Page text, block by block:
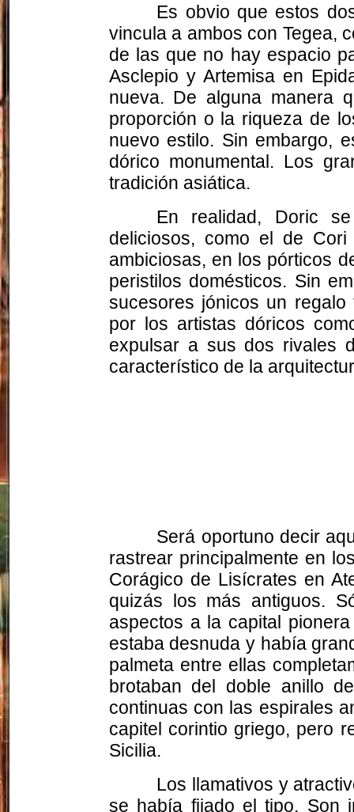
Es obvio que estos
vincula a ambos con Tegea,
de las que no hay espacio
Asclepio y Artemisa en
nueva. De alguna manera
proporción o la riqueza de
nuevo estilo. Sin embargo,
dórico monumental. Los
tradición asiática.
En realidad, Doric
deliciosos, como el de
ambiciosas, en los pórticos
peristilos domésticos. Sin
sucesores jónicos un
por los artistas dóricos
expulsar a sus dos rivales
característico de la
Será oportuno decir
rastrear principalmente en
Corágico de Lisícrates en
quizás los más antiguos.
aspectos a la capital
estaba desnuda y había
palmeta entre ellas
brotaban del doble anillo
continuas con las espirales
capitel corintio griego, pero
Sicilia.
Los llamativos y
se había fijado el tipo. Son